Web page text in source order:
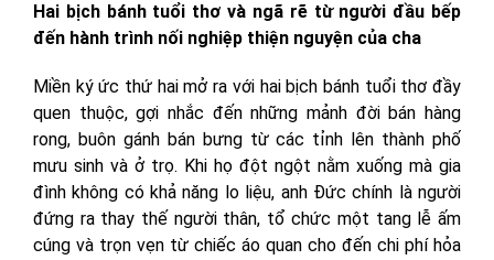
Hai bịch bánh tuổi thơ và ngã rẽ từ người đầu bếp
đến hành trình nối nghiệp thiện nguyện của cha
Miền ký ức thứ hai mở ra với hai bịch bánh tuổi thơ đầy
quen thuộc, gợi nhắc đến những mảnh đời bán hàng
rong, buôn gánh bán bưng từ các tỉnh lên thành phố
mưu sinh và ở trọ. Khi họ đột ngột nằm xuống mà gia
đình không có khả năng lo liệu, anh Đức chính là người
đứng ra thay thế người thân, tổ chức một tang lễ ấm
cúng và trọn vẹn từ chiếc áo quan cho đến chi phí hỏa